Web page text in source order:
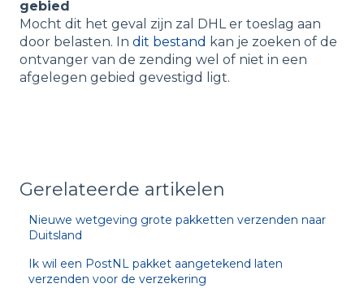
gebied
Mocht dit het geval zijn zal DHL er toeslag aan
door belasten. In dit bestand kan je zoeken of de
ontvanger van de zending wel of niet in een
afgelegen gebied gevestigd ligt.
Gerelateerde artikelen
Nieuwe wetgeving grote pakketten verzenden naar
Duitsland
Ik wil een PostNL pakket aangetekend laten
verzenden voor de verzekering